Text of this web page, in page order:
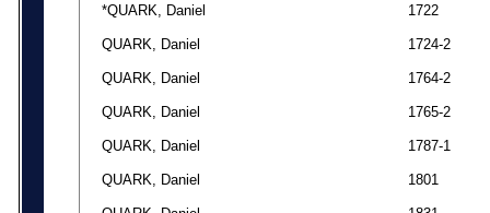
*QUARK, Daniel 1722
QUARK, Daniel 1724-2
QUARK, Daniel 1764-2
QUARK, Daniel 1765-2
QUARK, Daniel 1787-1
QUARK, Daniel 1801